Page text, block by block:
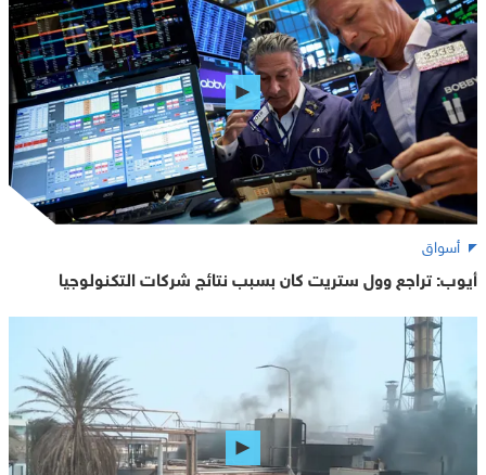
أسواق
أيوب: تراجع وول ستريت كان بسبب نتائج شركات التكنولوجيا